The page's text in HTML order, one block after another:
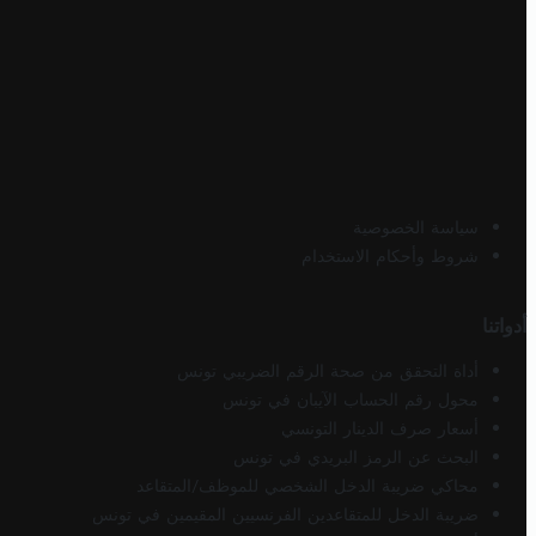
سياسة الخصوصية
شروط وأحكام الاستخدام
أدواتنا
أداة التحقق من صحة الرقم الضريبي تونس
محول رقم الحساب الآيبان في تونس
أسعار صرف الدينار التونسي
البحث عن الرمز البريدي في تونس
محاكي ضريبة الدخل الشخصي للموظف/المتقاعد
ضريبة الدخل للمتقاعدين الفرنسيين المقيمين في تونس